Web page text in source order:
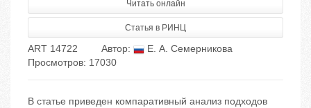
Читать онлайн
Статья в РИНЦ
ART 14722 Автор:
Е. А. Семерникова
Просмотров: 17030
В статье приведен компаративный анализ подходов